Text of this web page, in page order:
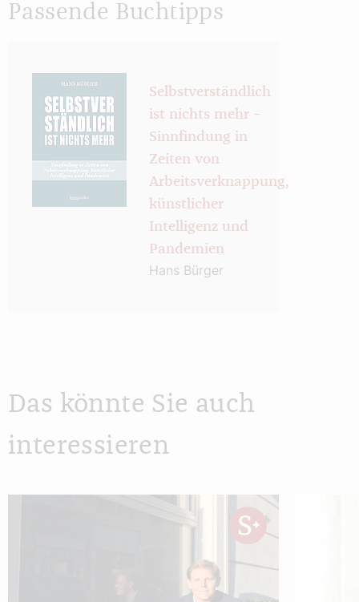
Passende Buchtipps
Selbstverständlich
ist nichts mehr –
Sinnfindung in
Zeiten von
Arbeitsverknappung,
künstlicher
Intelligenz und
Pandemien
Hans Bürger
Das könnte Sie auch
interessieren